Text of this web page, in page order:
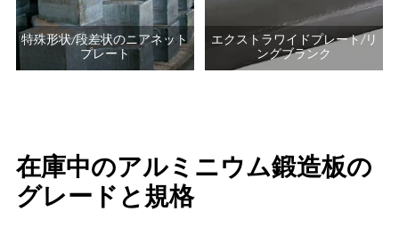
特殊形状/段差状のニアネット
プレート
エクストラワイドプレート/リ
ングブランク
在庫中のアルミニウム鍛造板の
グレードと規格